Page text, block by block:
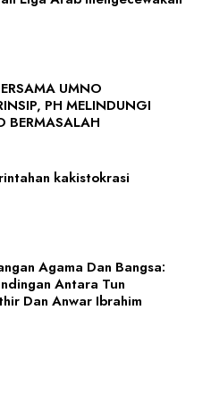
UMNO
PH MELINDUNGI
BERMASALAH
kakistokrasi
Agama Dan Bangsa:
Antara Tun
Dan Anwar Ibrahim